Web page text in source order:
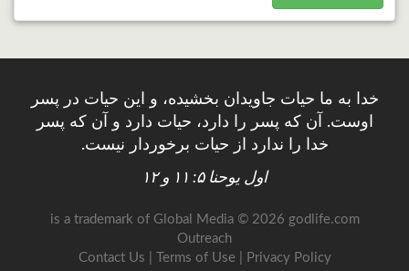
خدا به ما حیات جاویدان بخشیده، و این حیات در پسر
اوست. آن که پسر را دارد، حیات دارد و آن که پسر
خدا را ندارد از حیات برخوردار نیست.
اول یوحنا ۵: ۱۱ و ۱۲
© 2026 godlife.com
is a trademark of Global Media
Outreach
Contact Us
Terms of Use Privacy Policy